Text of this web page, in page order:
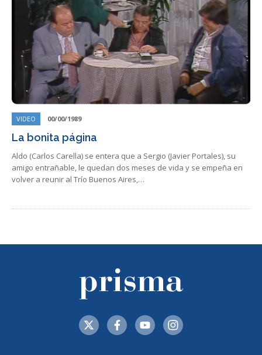
VIDEO 00/00/1989
La bonita página
Aldo (Carlos Carella) se entera que a Sergio (Javier Portales), su
amigo entrañable, le quedan dos meses de vida y se empeña en
volver a reunir al Trío Buenos Aires,…